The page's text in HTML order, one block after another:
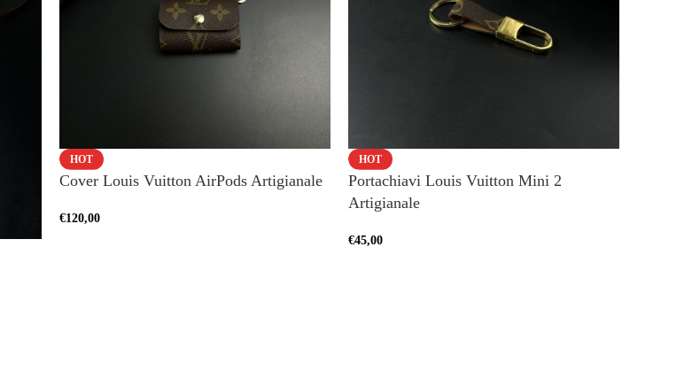
HOT
Cover Louis Vuitton AirPods Artigianale
€120,00
HOT
Portachiavi Louis Vuitton Mini 2
Artigianale
€45,00